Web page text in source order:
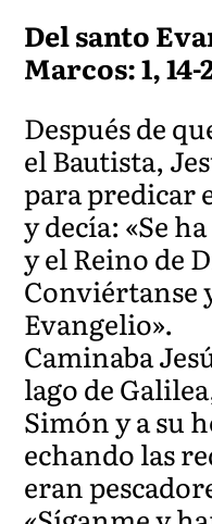
Del santo
Marcos: 1, 14-
Después de
el Bautista,
para predicar
y decía: «Se
y el Reino de
Conviértanse
Evangelio».
Caminaba
lago de
Simón y a su
echando las
eran